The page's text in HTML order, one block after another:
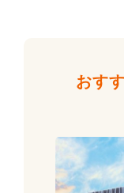
おす